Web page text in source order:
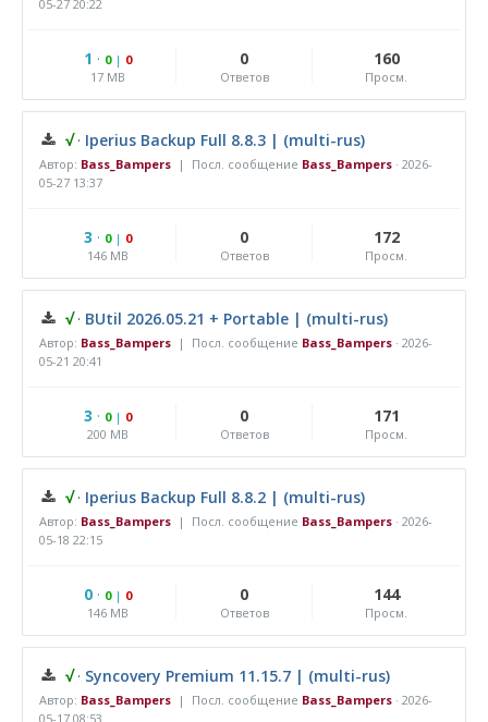
05-27 20:22
1 · 0| 0
17 MB
0
Ответов
160
Просм.
√ · Iperius Backup Full 8.8.3 | (multi-rus)
Автор: Bass_Bampers | Посл. сообщение Bass_Bampers · 2026-
05-27 13:37
3 · 0| 0
146 MB
0
Ответов
172
Просм.
√ · BUtil 2026.05.21 + Portable | (multi-rus)
Автор: Bass_Bampers | Посл. сообщение Bass_Bampers · 2026-
05-21 20:41
3 · 0| 0
200 MB
0
Ответов
171
Просм.
√ · Iperius Backup Full 8.8.2 | (multi-rus)
Автор: Bass_Bampers | Посл. сообщение Bass_Bampers · 2026-
05-18 22:15
0· 0| 0
146 MB
0
Ответов
144
Просм.
√ · Syncovery Premium 11.15.7 | (multi-rus)
Автор: Bass_Bampers | Посл. сообщение Bass_Bampers · 2026-
05-17 08:53